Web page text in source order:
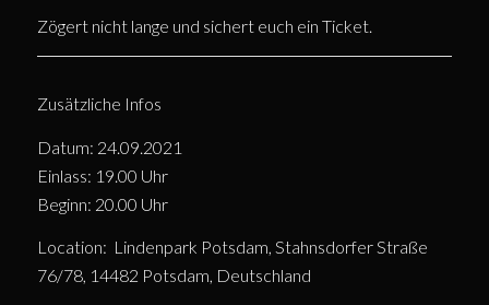
Zögert nicht lange und sichert euch ein Ticket.
Zusätzliche Infos
Datum: 24.09.2021
Einlass: 19.00 Uhr
Beginn: 20.00 Uhr
Location: Lindenpark Potsdam, Stahnsdorfer Straße
76/78, 14482 Potsdam, Deutschland